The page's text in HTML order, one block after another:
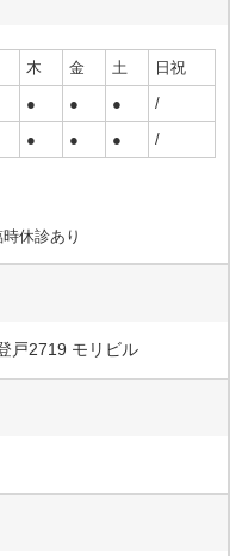
木 金 土
日祝
● ● ●
/
● ● ● /
休診あり
戸2719 モリビル